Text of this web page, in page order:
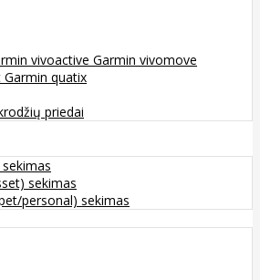
vivoactive Garmin vivomove
Garmin quatix
priedai
sekimas
personal) sekimas